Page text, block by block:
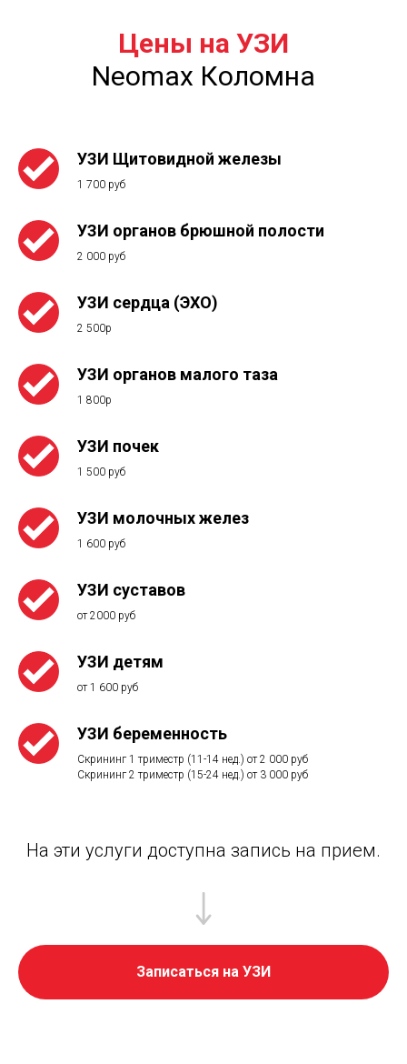
Цены на УЗИ
Neomax Коломна
УЗИ Щитовидной железы
1 700 руб
УЗИ органов брюшной полости
2 000 руб
УЗИ сердца (ЭХО)
2 500р
УЗИ органов малого таза
1 800р
УЗИ почек
1 500 руб
УЗИ молочных желез
1 600 руб
УЗИ суставов
от 2000 руб
УЗИ детям
от 1 600 руб
УЗИ беременность
Скрининг 1 триместр (11-14 нед.) от 2 000 руб
Скрининг 2 триместр (15-24 нед.) от 3 000 руб
На эти услуги доступна запись на прием.
Записаться на УЗИ